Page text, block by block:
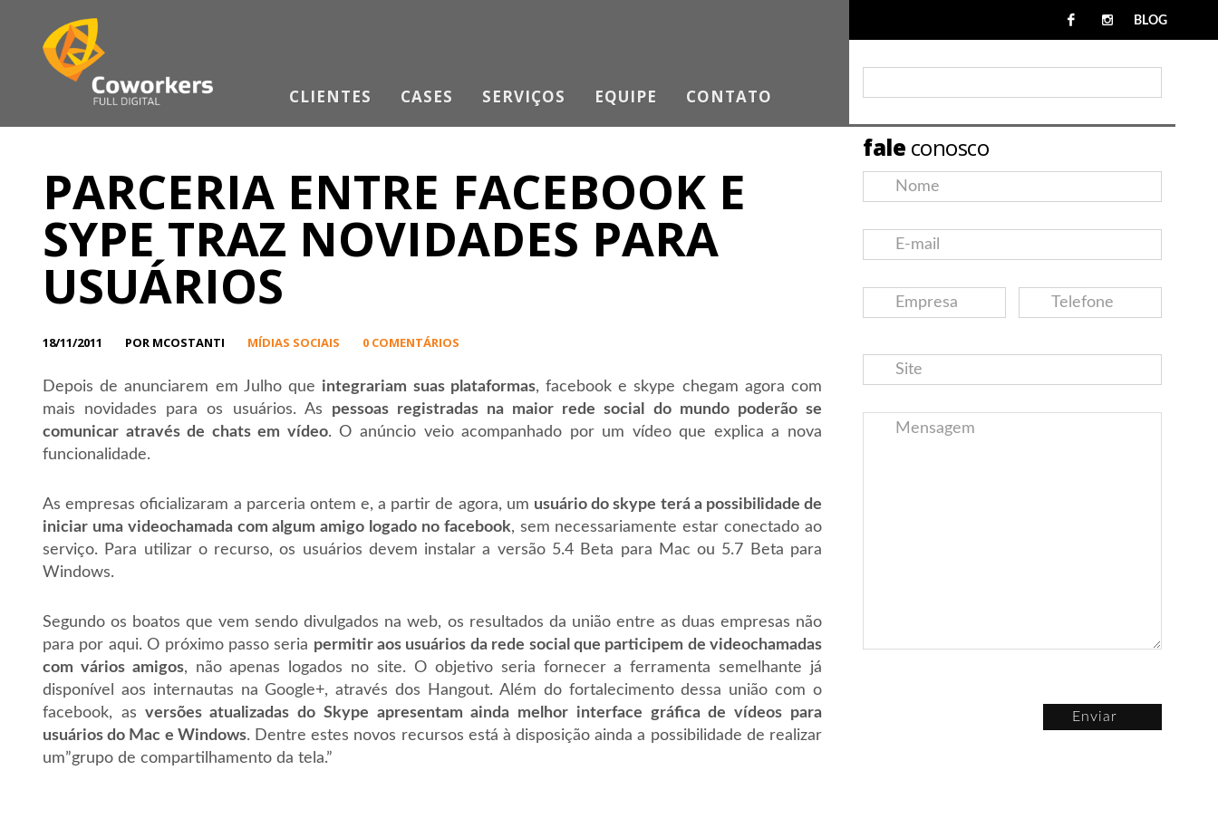
BLOG
CLIENTES CASES SERVIÇOS EQUIPE CONTATO
fale conosco
Enviar
PARCERIA ENTRE FACEBOOK E
SYPE TRAZ NOVIDADES PARA
USUÁRIOS
18/11/2011 POR MCOSTANTI MÍDIAS SOCIAIS 0 COMENTÁRIOS
Depois de anunciarem em Julho que integrariam suas plataformas, facebook e skype chegam agora com
mais novidades para os usuários. As pessoas registradas na maior rede social do mundo poderão se
comunicar através de chats em vídeo. O anúncio veio acompanhado por um vídeo que explica a nova
funcionalidade.
As empresas oficializaram a parceria ontem e, a partir de agora, um usuário do skype terá a possibilidade de
iniciar uma videochamada com algum amigo logado no facebook, sem necessariamente estar conectado ao
serviço. Para utilizar o recurso, os usuários devem instalar a versão 5.4 Beta para Mac ou 5.7 Beta para
Windows.
Segundo os boatos que vem sendo divulgados na web, os resultados da união entre as duas empresas não
para por aqui. O próximo passo seria permitir aos usuários da rede social que participem de videochamadas
com vários amigos, não apenas logados no site. O objetivo seria fornecer a ferramenta semelhante já
disponível aos internautas na Google+, através dos Hangout. Além do fortalecimento dessa união com o
facebook, as versões atualizadas do Skype apresentam ainda melhor interface gráfica de vídeos para
usuários do Mac e Windows. Dentre estes novos recursos está à disposição ainda a possibilidade de realizar
um”grupo de compartilhamento da tela.”